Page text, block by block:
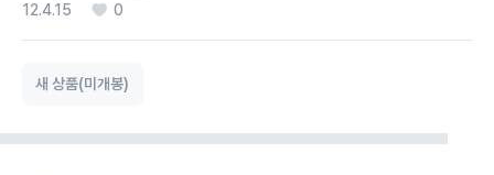
12.4.15 0
새 상품(미개봉)